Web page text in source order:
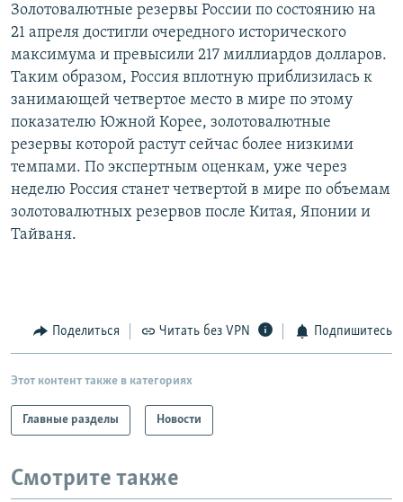
поиску
СЕВЕР.РЕАЛИИ
СИБИРЬ.РЕАЛИИ
РАСПИСАНИЕ ВЕЩАНИЯ
ПОДПИШИТЕСЬ НА РАССЫЛКУ
СОЦИАЛЬНЫЕ СЕТИ
Золотовалютные резервы России по состоянию на
21 апреля достигли очередного исторического
максимума и превысили 217 миллиардов долларов.
Таким образом, Россия вплотную приблизилась к
занимающей четвертое место в мире по этому
показателю Южной Корее, золотовалютные
резервы которой растут сейчас более низкими
темпами. По экспертным оценкам, уже через
неделю Россия станет четвертой в мире по объемам
золотовалютных резервов после Китая, Японии и
Тайваня.
Поделиться Читать без VPN Подпишитесь
Этот контент также в категориях
Главные разделы Новости
Смотрите также